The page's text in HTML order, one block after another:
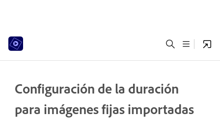
Configuración de la duración
para imágenes fijas importadas